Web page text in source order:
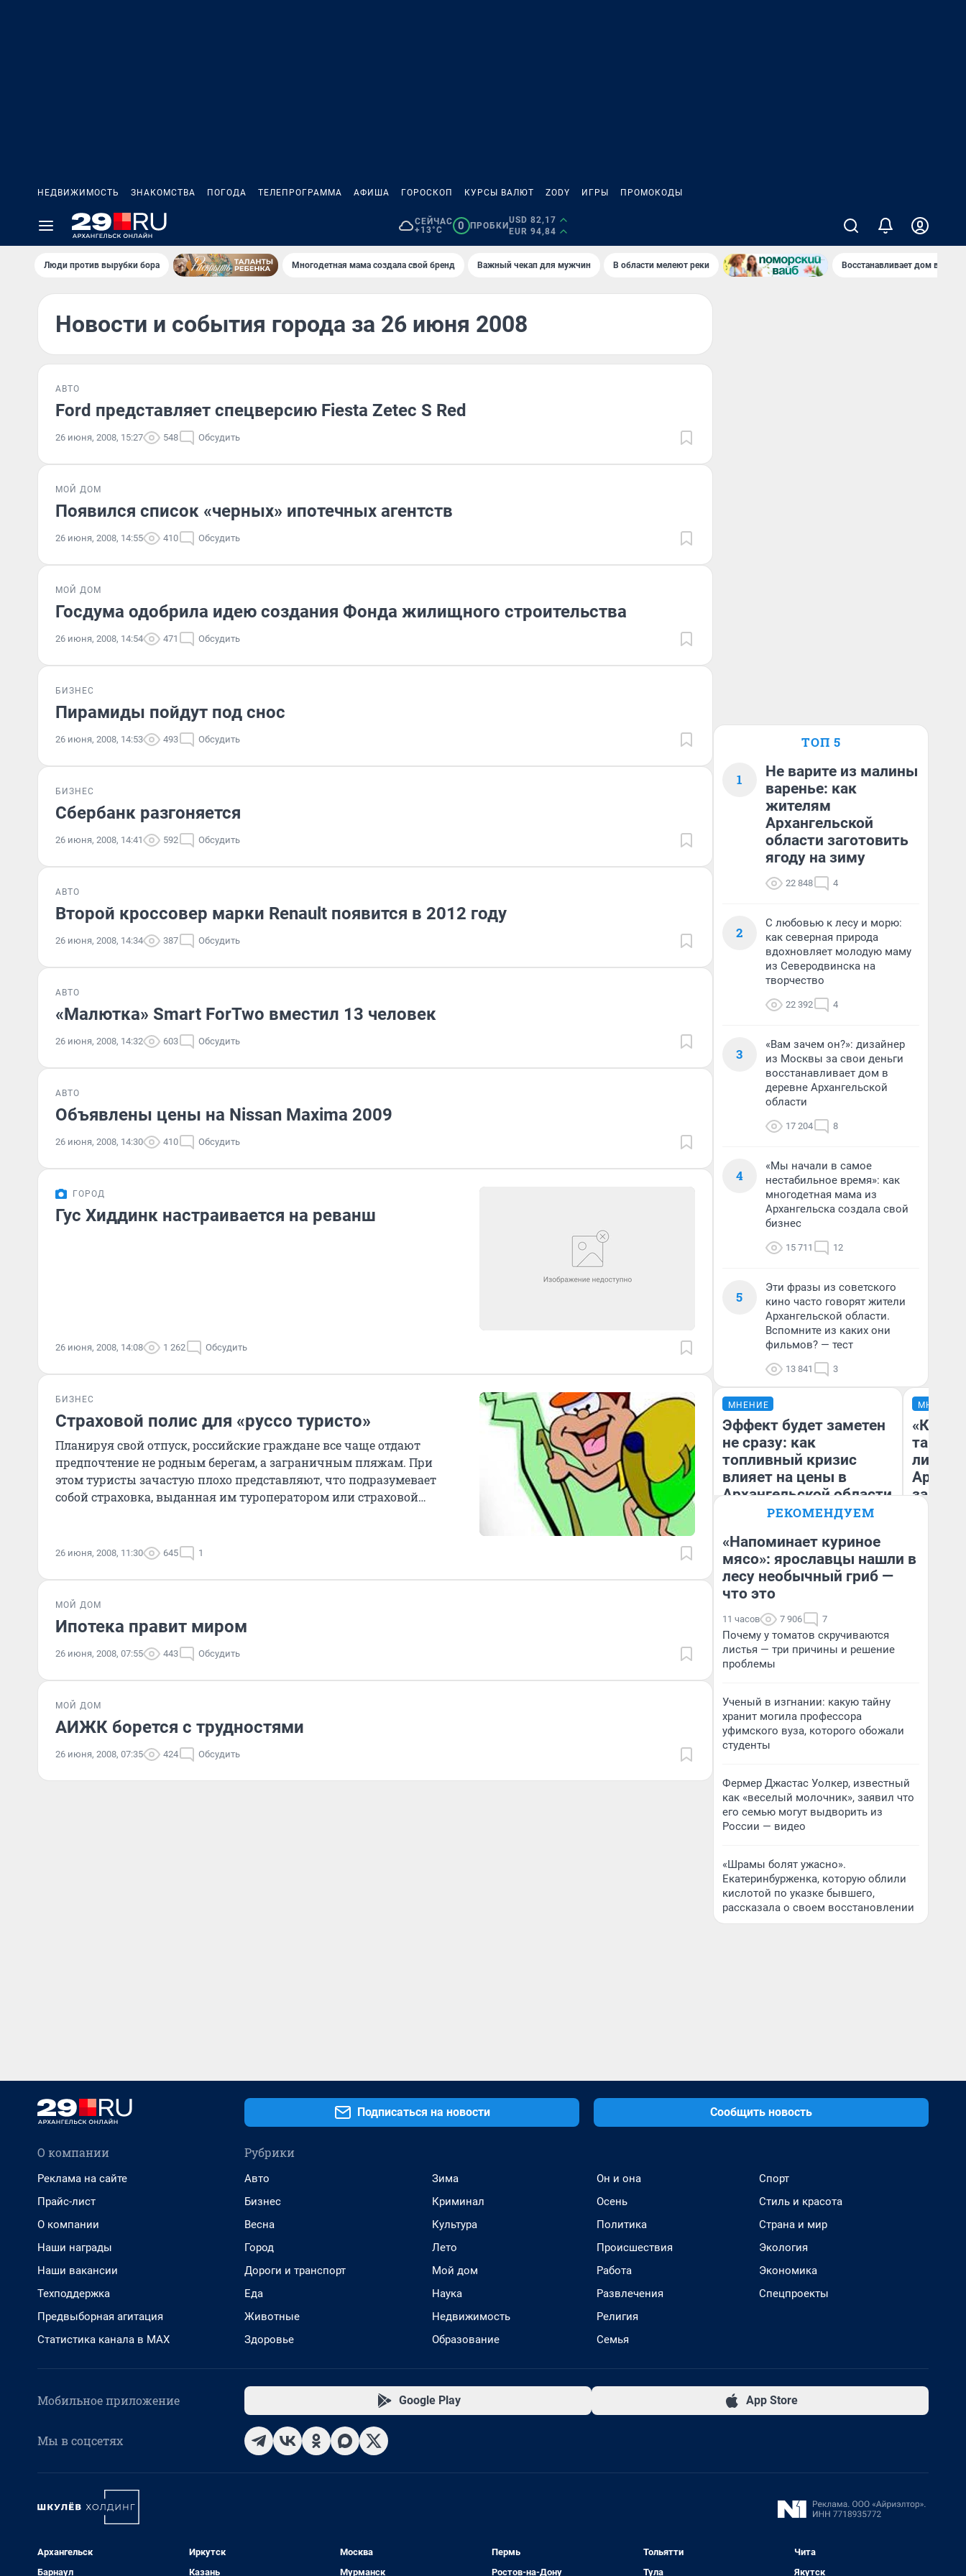
НЕДВИЖИМОСТЬ ЗНАКОМСТВА ПОГОДА ТЕЛЕПРОГРАММА АФИША ГОРОСКОП КУРСЫ ВАЛЮТ ZODY ИГРЫ ПРОМОКОДЫ
СЕЙЧАС
+13°C
0 ПРОБКИ
USD 82,17
EUR 94,84
Люди против вырубки бора Многодетная мама создала свой бренд Важный чекап для мужчин В области мелеют реки Восстанавливает дом в
Новости и события города за 26 июня 2008
АВТО
Ford представляет спецверсию Fiesta Zetec S Red
26 июня, 2008, 15:27 548 Обсудить
МОЙ ДОМ
Появился список «черных» ипотечных агентств
26 июня, 2008, 14:55 410 Обсудить
МОЙ ДОМ
Госдума одобрила идею создания Фонда жилищного строительства
26 июня, 2008, 14:54 471 Обсудить
БИЗНЕС
Пирамиды пойдут под снос
26 июня, 2008, 14:53 493 Обсудить
БИЗНЕС
Сбербанк разгоняется
26 июня, 2008, 14:41 592 Обсудить
АВТО
Второй кроссовер марки Renault появится в 2012 году
26 июня, 2008, 14:34 387 Обсудить
АВТО
«Малютка» Smart ForTwo вместил 13 человек
26 июня, 2008, 14:32 603 Обсудить
АВТО
Объявлены цены на Nissan Maxima 2009
26 июня, 2008, 14:30 410 Обсудить
ГОРОД
Гус Хиддинк настраивается на реванш
26 июня, 2008, 14:08 1 262 Обсудить
БИЗНЕС
Страховой полис для «руссо туристо»
Планируя свой отпуск, российские граждане все чаще отдают
предпочтение не родным берегам, а заграничным пляжам. При
этом туристы зачастую плохо представляют, что подразумевает
собой страховка, выданная им туроператором или страховой
26 июня, 2008, 11:30 645 1
МОЙ ДОМ
Ипотека правит миром
26 июня, 2008, 07:55 443 Обсудить
МОЙ ДОМ
АИЖК борется с трудностями
26 июня, 2008, 07:35 424 Обсудить
ТОП 5
1
Не варите из малины
варенье: как
жителям
Архангельской
области заготовить
ягоду на зиму
22 848 4
2
С любовью к лесу и морю:
как северная природа
вдохновляет молодую маму
из Северодвинска на
творчество
22 392 4
3
«Вам зачем он?»: дизайнер
из Москвы за свои деньги
восстанавливает дом в
деревне Архангельской
области
17 204 8
4
«Мы начали в самое
нестабильное время»: как
многодетная мама из
Архангельска создала свой
бизнес
15 711 12
5
Эти фразы из советского
кино часто говорят жители
Архангельской области.
Вспомните из каких они
фильмов? — тест
13 841 3
МНЕНИЕ
Эффект будет заметен
не сразу: как
топливный кризис
влияет на цены в
Архангельской области
Дмитрий Алексеев
МНЕНИЕ
такое
ли
за
РЕКОМЕНДУЕМ
«Напоминает куриное
мясо»: ярославцы нашли в
лесу необычный гриб —
что это
11 часов 7 906 7
Почему у томатов скручиваются
листья — три причины и решение
проблемы
Ученый в изгнании: какую тайну
хранит могила профессора
уфимского вуза, которого обожали
студенты
Фермер Джастас Уолкер, известный
как «веселый молочник», заявил что
его семью могут выдворить из
России — видео
«Шрамы болят ужасно».
Екатеринбурженка, которую облили
кислотой по указке бывшего,
рассказала о своем восстановлении
Подписаться на новости Сообщить новость
О компании
Реклама на сайте
Прайс-лист
О компании
Наши награды
Наши вакансии
Техподдержка
Предвыборная агитация
Статистика канала в MAX
Рубрики
Авто
Бизнес
Весна
Город
Дороги и транспорт
Еда
Животные
Здоровье
Зима
Криминал
Культура
Лето
Мой дом
Наука
Недвижимость
Образование
Он и она
Осень
Политика
Происшествия
Работа
Развлечения
Религия
Семья
Спорт
Стиль и красота
Страна и мир
Экология
Экономика
Спецпроекты
Мобильное приложение Google Play App Store
Мы в соцсетях
Архангельск
Барнаул
Иркутск
Казань
Москва
Мурманск
Пермь
Ростов-на-Дону
Тольятти
Тула
Чита
Якутск